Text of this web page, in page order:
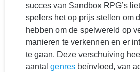
succes van Sandbox RPG’s
spelers het op prijs stellen om
hebben om de spelwereld op
manieren te verkennen en er
te gaan. Deze verschuiving
aantal genres beïnvloed, van